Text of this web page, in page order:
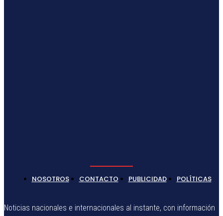
NOSOTROS CONTACTO PUBLICIDAD POLÍTICAS
Noticias nacionales e internacionales al instante, con información